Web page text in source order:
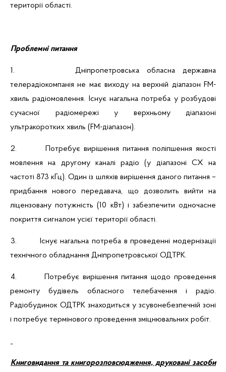
території області.
Проблемні питання
1.
Дніпропетровська обласна державна
телерадіокомпанія не має виходу на верхній діапазон FM-
хвиль радіомовлення. Існує нагальна потреба у розбудові
сучасної радіомережі у верхньому діапазоні
ультракоротких хвиль (FM-діапазон).
2.
Потребує вирішення питання поліпшення якості
мовлення на другому каналі радіо
(у діапазоні СХ на
частоті 873 кГц). Один із шляхів вирішення даного питання –
придбання нового передавача, що дозволить вийти на
ліцензовану потужність (10 кВт) і забезпечити одночасне
покриття сигналом усієї території області.
3.
Існує нагальна потреба в проведенні модернізації
технічного обладнання Дніпропетровської ОДТРК.
4.
Потребує вирішення питання щодо проведення
ремонту будівель обласного телебачення і радіо.
Радіобудинок ОДТРК знаходиться у зсувонебезпечній зоні
і потребує термінового проведення зміцнювальних робіт.
Книговидання та книгорозповсюдження, друковані засоби